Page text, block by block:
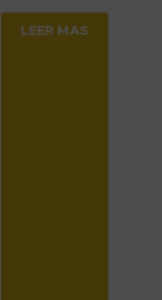
LEER MAS